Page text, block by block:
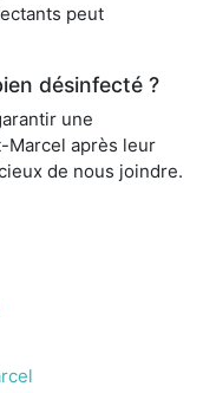
peut
désinfecté ?
une
Marcel après leur
de nous joindre.